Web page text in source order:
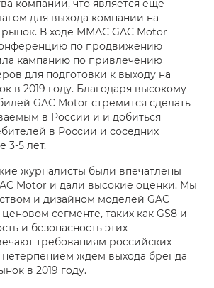
компании, что является еще
для выхода компании на
В ходе ММАС GAC Motor
по продвижению
кампанию по привлечению
для подготовки к выходу на
в 2019 году. Благодаря высокому
GAC Motor стремится сделать
в России и и добиться
в России и соседних
3-5 лет.
журналисты были впечатлены
Motor и дали высокие оценки. Мы
и дизайном моделей GAC
сегменте, таких как GS8 и
и безопасность этих
требованиям российских
ждем выхода бренда
в 2019 году.